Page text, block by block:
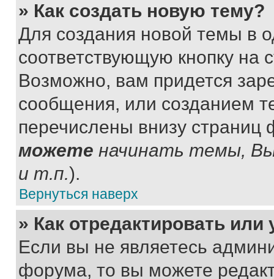
» Как создать новую тему?
Для создания новой темы в
соответствующую кнопку
Возможно, вам придется
сообщения, или созданием
перечислены внизу
можете начинать темы,
и т.п.).
Вернуться наверх
» Как отредактировать
Если вы не являетесь
форума, то вы можете